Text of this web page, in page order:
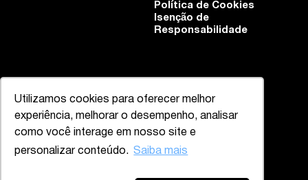
Utilizamos cookies para oferecer melhor
experiência, melhorar o desempenho, analisar
como você interage em nosso site e
personalizar conteúdo. Saiba mais
Política de Cookies
Isenção de
Responsabilidade